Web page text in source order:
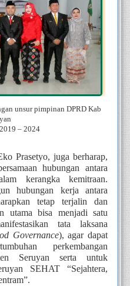
unsur pimpinan DPRD Kab
– 2024
Prasetyo, juga berharap,
hubungan antara
kerangka kemitraan.
hubungan kerja antara
tetap terjalin dan
utama bisa menjadi satu
tata laksana
Governance), agar dapat
perkembangan
Seruyan serta untuk
SEHAT “Sejahtera,